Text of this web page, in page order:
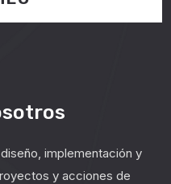
implementación y
y acciones de